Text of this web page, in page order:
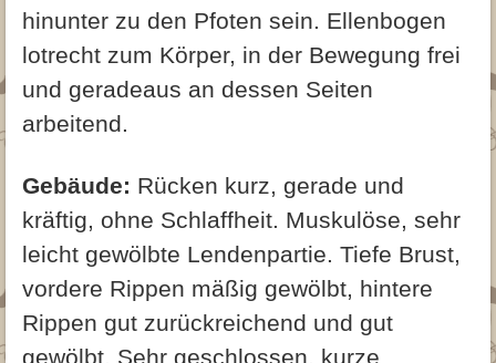
hinunter zu den Pfoten sein. Ellenbogen
lotrecht zum Körper, in der Bewegung frei
und geradeaus an dessen Seiten
arbeitend.
Gebäude: Rücken kurz, gerade und
kräftig, ohne Schlaffheit. Muskulöse, sehr
leicht gewölbte Lendenpartie. Tiefe Brust,
vordere Rippen mäßig gewölbt, hintere
Rippen gut zurückreichend und gut
gewölbt. Sehr geschlossen, kurze